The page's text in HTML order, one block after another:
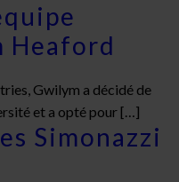
Heaford
Gwilym a décidé de
et a opté pour […]
Simonazzi